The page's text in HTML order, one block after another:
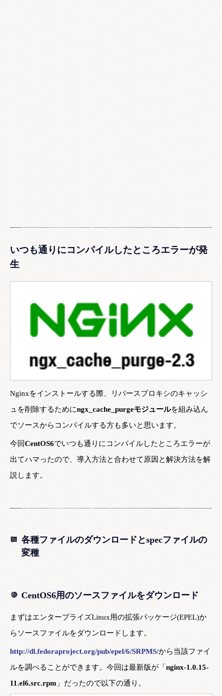
いつも通りにコンパイルしたところエラーが発
生
Nginxをインストールする際、リバースプロキシのキャッシ
ュを削除するためにngx_cache_purgeモジュールを組み込ん
でソースからコンパイルする方も多いと思います。
今回CentOS6でいつも通りにコンパイルしたところエラーが
出てハマったので、導入方法と合わせて原因と解決方法を解
説します。
各種ファイルのダウンロードとspecファイルの
変種
CentOS6用のソースファイルをダウンロード
まずはエンタープライズLinux用の拡張パッケージ(EPEL)か
らソースファイルをダウンロードします。
http://dl.fedoraproject.org/pub/epel/6/SRPMS/から当該ファイ
ルを調べることができます。今回は最新版が「 nginx-1.0.15-
11.el6.src.rpm 」だったので以下の通り。